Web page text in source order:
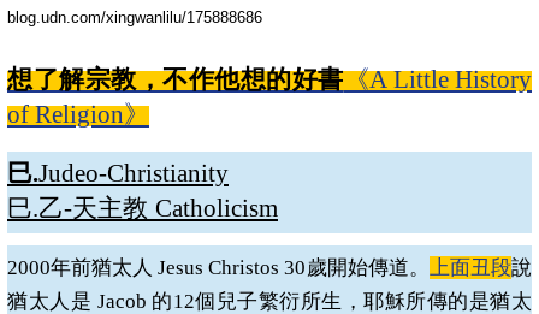
blog.udn.com/xingwanlilu/175888686
想了解宗教，不作他想的好書《A Little History
of Religion》
巳.Judeo-Christianity
巳.乙-天主教 Catholicism
2000年前猶太人Jesus Christos 30歲開始傳道。 上面丑段說
猶太人是 Jacob 的12個兒子繁衍所生，耶穌所傳的是猶太